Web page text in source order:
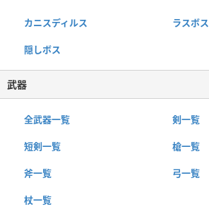
カニスディルス ラスボス
隠しボス
武器
全武器一覧 剣一覧
短剣一覧 槍一覧
斧一覧 弓一覧
杖一覧